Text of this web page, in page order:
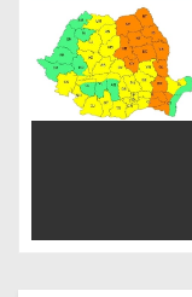
t
i
o